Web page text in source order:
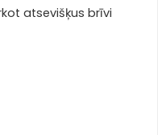
atsevišķus brīvi